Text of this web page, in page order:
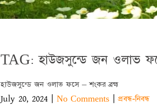
TAG: হাউজসুন্ডে জন ওলাভ
হাউজসুন্ডে জন ওলাভ ফসে – শংকর ব্রহ্ম
July 20, 2024 | No Comments |প্রবন্ধ-নিবন্ধ